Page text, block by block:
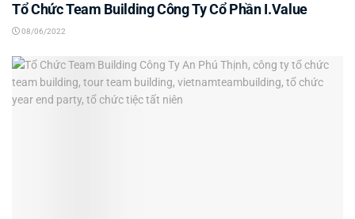
Tổ Chức Team Building Công Ty Cổ Phần I.Value
08/06/2022